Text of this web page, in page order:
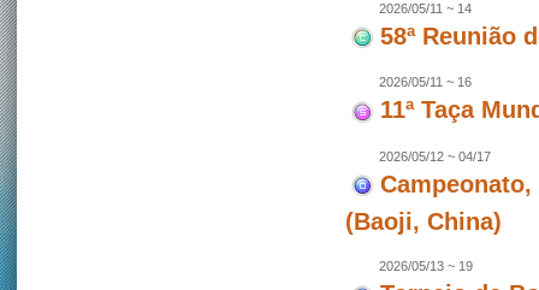
2026/05/11 ~ 14
58ª Reunião
2026/05/11 ~ 16
11ª Taça
2026/05/12 ~ 04/17
(Baoji, China)
2026/05/13 ~ 19